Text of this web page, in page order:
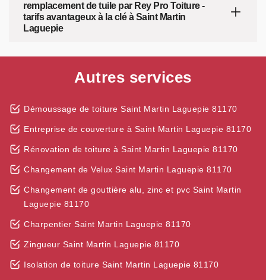
remplacement de tuile par Rey Pro Toiture -
tarifs avantageux à la clé à Saint Martin
Laguepie
Autres services
Démoussage de toiture Saint Martin Laguepie 81170
Entreprise de couverture à Saint Martin Laguepie 81170
Rénovation de toiture à Saint Martin Laguepie 81170
Changement de Velux Saint Martin Laguepie 81170
Changement de gouttière alu, zinc et pvc Saint Martin
Laguepie 81170
Charpentier Saint Martin Laguepie 81170
Zingueur Saint Martin Laguepie 81170
Isolation de toiture Saint Martin Laguepie 81170